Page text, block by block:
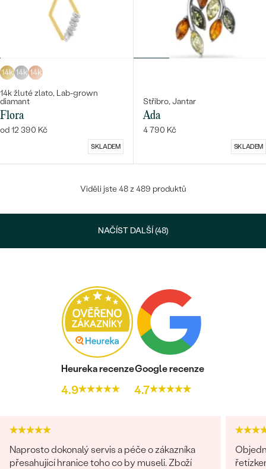
14k 14k 14k
14k žluté zlato, Lab-grown
diamant
Flora
od 12 390 Kč
SKLADEM
Stříbro, Jantar
Ada
4 790 Kč
SKLADEM
Viděli jste 48 z 489 produktů
NAČÍST DALŠÍ (48)
Heureka recenze
4.9
Google recenze
4.7
Naprosto dokonalý servis a péče o zákazníka
přesahující hranice toho co by museli. Zboží